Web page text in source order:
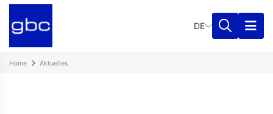
DE
Home Aktuelles